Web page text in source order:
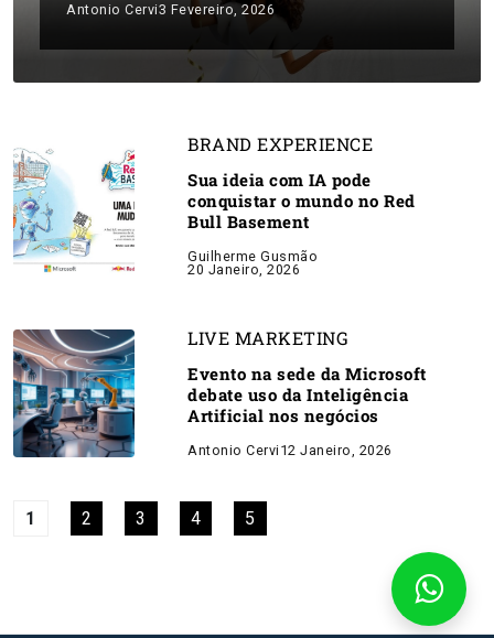
Antonio Cervi3 Fevereiro, 2026
BRAND EXPERIENCE
Sua ideia com IA pode
conquistar o mundo no Red
Bull Basement
Guilherme Gusmão
20 Janeiro, 2026
LIVE MARKETING
Evento na sede da Microsoft
debate uso da Inteligência
Artificial nos negócios
Antonio Cervi 12 Janeiro, 2026
1 2 3 4 5